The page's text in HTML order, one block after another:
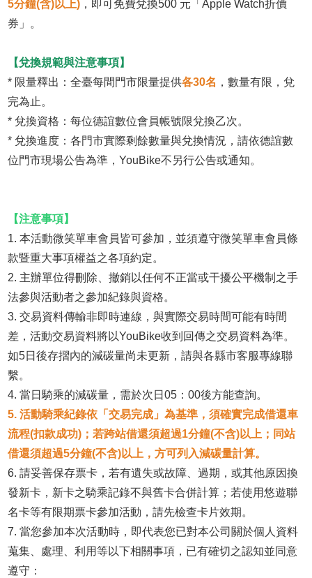
5分鐘(含)以上) ，即可免費兌換500 元「Apple Watch折價
券」。
【兌換規範與注意事項】
* 限量釋出：全臺每間門市限量提供各30名 ，數量有限，兌
完為止。
* 兌換資格：每位德誼數位會員帳號限兌換乙次。
* 兌換進度：各門市實際剩餘數量與兌換情況，請依德誼數
位門市現場公告為準，YouBike不另行公告或通知。
【注意事項】
1. 本活動微笑單車會員皆可參加，並須遵守微笑單車會員條
款暨重大事項權益之各項約定。
2. 主辦單位得刪除、撤銷以任何不正當或干擾公平機制之手
法參與活動者之參加紀錄與資格。
3. 交易資料傳輸非即時連線，與實際交易時間可能有時間
差，活動交易資料將以YouBike收到回傳之交易資料為準。
如5日後存摺內的減碳量尚未更新，請與各縣市客服專線聯
繫。
4. 當日騎乘的減碳量，需於次日05：00後方能查詢。
5. 活動騎乘紀錄依「交易完成」為基準，須確實完成借還車
流程(扣款成功)；若跨站借還須超過1分鐘(不含)以上；同站
借還須超過5分鐘(不含)以上，方可列入減碳量計算。
6. 請妥善保存票卡，若有遺失或故障、過期，或其他原因換
發新卡，新卡之騎乘記錄不與舊卡合併計算；若使用悠遊聯
名卡等有限期票卡參加活動，請先檢查卡片效期。
7. 當您參加本次活動時，即代表您已對本公司關於個人資料
蒐集、處理、利用等以下相關事項，已有確切之認知並同意
遵守：